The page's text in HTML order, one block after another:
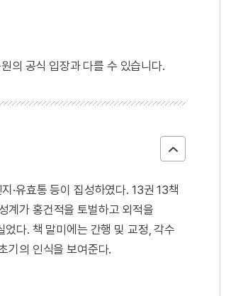
의 공식 입장과 다를 수 있습니다.
·유효통 등이 집성하였다. 13권 13책
계가 홍건적을 토벌하고 외적을
다. 책 말미에는 간행 및 교정, 각수
기의 인식을 보여준다.